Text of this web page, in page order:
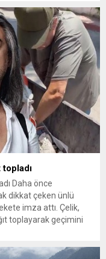
Başkan İhsan
Daha önce
dikkat çeken ünlü
imza attı. Çelik,
toplayarak geçimini